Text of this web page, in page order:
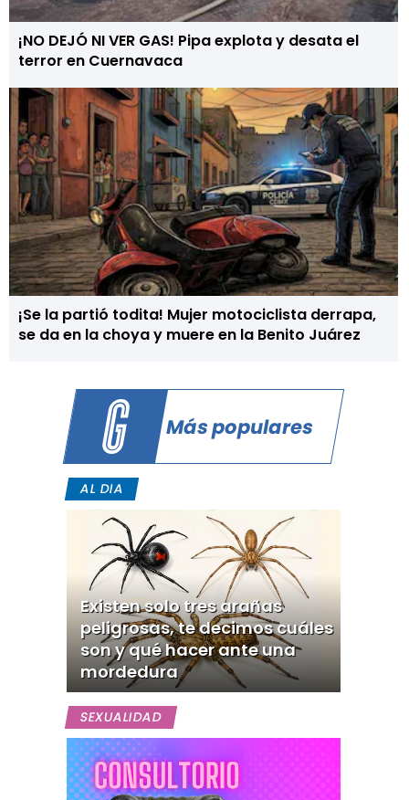
¡NO DEJÓ NI VER GAS! Pipa explota y desata el
terror en Cuernavaca
¡Se la partió todita! Mujer motociclista derrapa,
se da en la choya y muere en la Benito Juárez
Más populares
AL DIA
Existen solo tres arañas
peligrosas, te decimos cuáles
son y qué hacer ante una
mordedura
SEXUALIDAD